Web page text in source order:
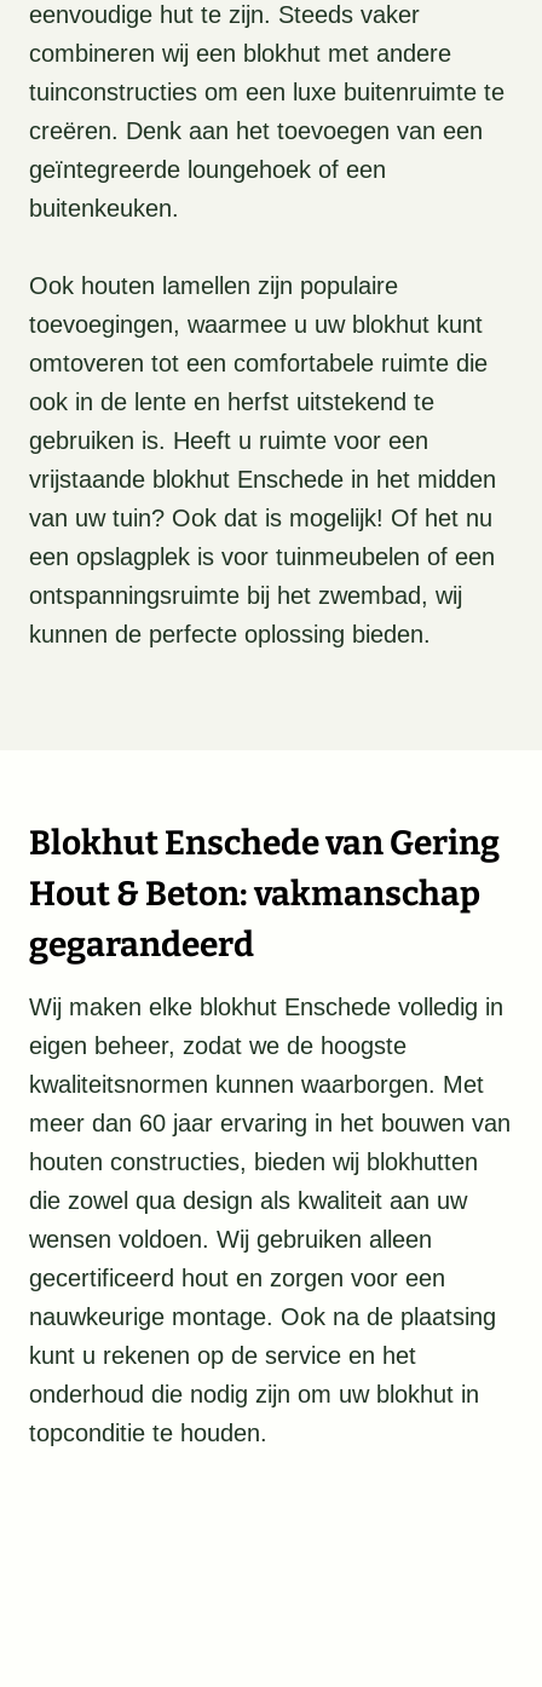
eenvoudige hut te zijn. Steeds vaker
combineren wij een blokhut met andere
tuinconstructies om een luxe buitenruimte te
creëren. Denk aan het toevoegen van een
geïntegreerde loungehoek of een
buitenkeuken.
Ook houten lamellen zijn populaire
toevoegingen, waarmee u uw blokhut kunt
omtoveren tot een comfortabele ruimte die
ook in de lente en herfst uitstekend te
gebruiken is. Heeft u ruimte voor een
vrijstaande blokhut Enschede in het midden
van uw tuin? Ook dat is mogelijk! Of het nu
een opslagplek is voor tuinmeubelen of een
ontspanningsruimte bij het zwembad, wij
kunnen de perfecte oplossing bieden.
Blokhut Enschede van Gering
Hout & Beton: vakmanschap
gegarandeerd
Wij maken elke blokhut Enschede volledig in
eigen beheer, zodat we de hoogste
kwaliteitsnormen kunnen waarborgen. Met
meer dan 60 jaar ervaring in het bouwen van
houten constructies, bieden wij blokhutten
die zowel qua design als kwaliteit aan uw
wensen voldoen. Wij gebruiken alleen
gecertificeerd hout en zorgen voor een
nauwkeurige montage. Ook na de plaatsing
kunt u rekenen op de service en het
onderhoud die nodig zijn om uw blokhut in
topconditie te houden.